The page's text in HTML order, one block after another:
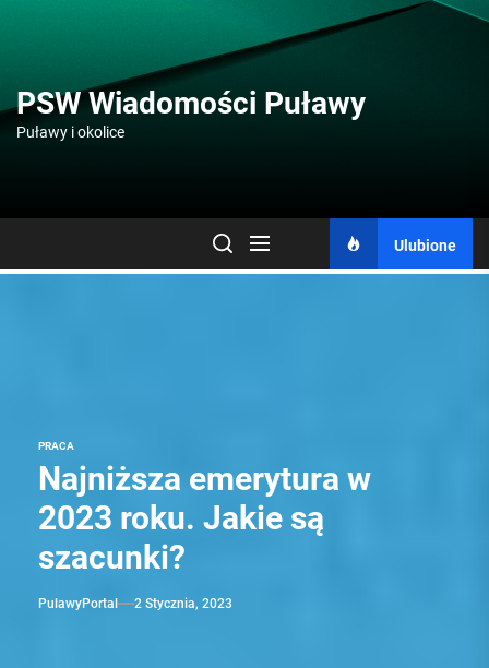
content
PSW Wiadomości Puławy
Puławy i okolice
Ulubione
PRACA
Najniższa emerytura w
2023 roku. Jakie są
szacunki?
PulawyPortal 2 Stycznia, 2023